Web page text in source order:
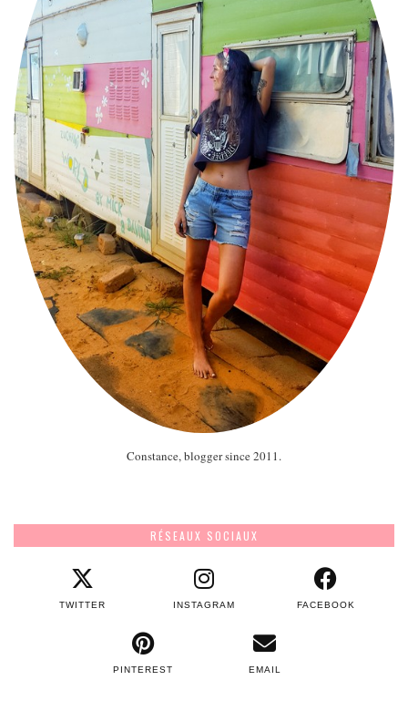
Constance, blogger since 2011.
RÉSEAUX SOCIAUX
TWITTER INSTAGRAM FACEBOOK
PINTEREST EMAIL